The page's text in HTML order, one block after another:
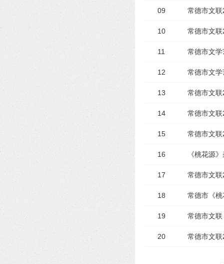
09 常德市文
10 常德市文联
11 常德市文
12 常德市文
13 常德市文联
14 常德市文
15 常德市文联
16 《桃花源
17 常德市文联
18 常德市《
19 常德市文
20 常德市文